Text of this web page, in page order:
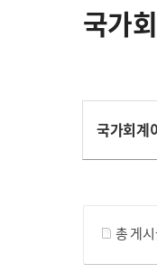
국가
국가회계
총 게